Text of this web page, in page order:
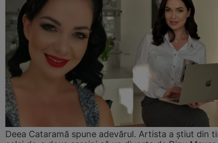
Deea Cataramă spune adevărul. Artista a știut din